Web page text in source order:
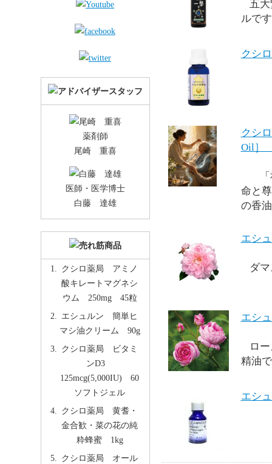
五
ルで
クシ
クシ
Oil］
「
命と
の香
エシ
ダ
エシ
ロ
精油
エシ
薬剤師
尾崎 重喜
医師・医学博士
白藤 達雄
クシロ薬局 アミノ
酸キレートマグネシ
ウム 250mg 45粒
エシュルン 簡単ヒ
マシ油クリーム 90g
クシロ薬局 ビタミ
ンD3
125mcg(5,000IU) 60
ソフトジェル
クシロ薬局 黄耆・
金合歓・菜の花の純
粋蜂蜜 1kg
クシロ薬局 オール